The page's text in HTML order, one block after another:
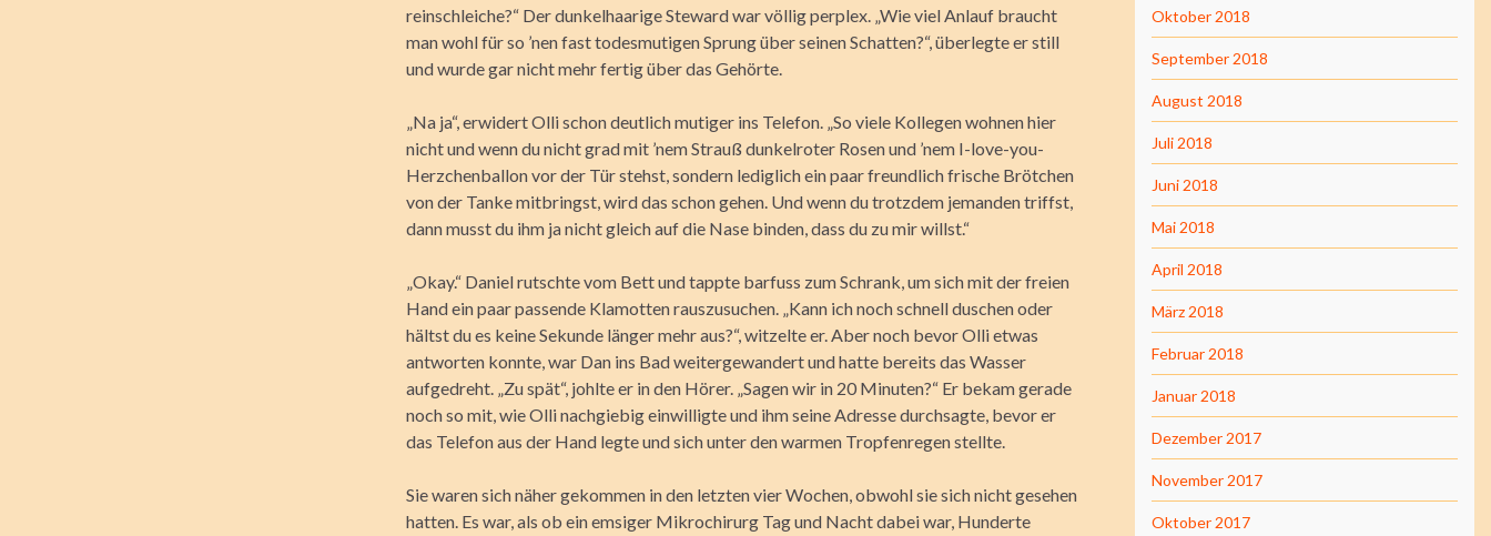
reinschleiche?“ Der dunkelhaarige Steward war völlig perplex. „Wie viel Anlauf braucht
man wohl für so ’nen fast todesmutigen Sprung über seinen Schatten?“, überlegte er still
und wurde gar nicht mehr fertig über das Gehörte.
„Na ja“, erwidert Olli schon deutlich mutiger ins Telefon. „So viele Kollegen wohnen hier
nicht und wenn du nicht grad mit ’nem Strauß dunkelroter Rosen und ’nem I-love-you-
Herzchenballon vor der Tür stehst, sondern lediglich ein paar freundlich frische Brötchen
von der Tanke mitbringst, wird das schon gehen. Und wenn du trotzdem jemanden triffst,
dann musst du ihm ja nicht gleich auf die Nase binden, dass du zu mir willst.“
„Okay.“ Daniel rutschte vom Bett und tappte barfuss zum Schrank, um sich mit der freien
Hand ein paar passende Klamotten rauszusuchen. „Kann ich noch schnell duschen oder
hältst du es keine Sekunde länger mehr aus?“, witzelte er. Aber noch bevor Olli etwas
antworten konnte, war Dan ins Bad weitergewandert und hatte bereits das Wasser
aufgedreht. „Zu spät“, johlte er in den Hörer. „Sagen wir in 20 Minuten?“ Er bekam gerade
noch so mit, wie Olli nachgiebig einwilligte und ihm seine Adresse durchsagte, bevor er
das Telefon aus der Hand legte und sich unter den warmen Tropfenregen stellte.
Sie waren sich näher gekommen in den letzten vier Wochen, obwohl sie sich nicht gesehen
hatten. Es war, als ob ein emsiger Mikrochirurg Tag und Nacht dabei war, Hunderte
Oktober 2018
September 2018
August 2018
Juli 2018
Juni 2018
Mai 2018
April 2018
März 2018
Februar 2018
Januar 2018
Dezember 2017
November 2017
Oktober 2017